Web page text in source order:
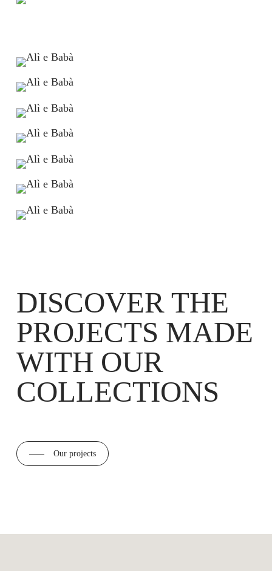
DISCOVER THE
PROJECTS MADE
WITH OUR
COLLECTIONS
Our projects